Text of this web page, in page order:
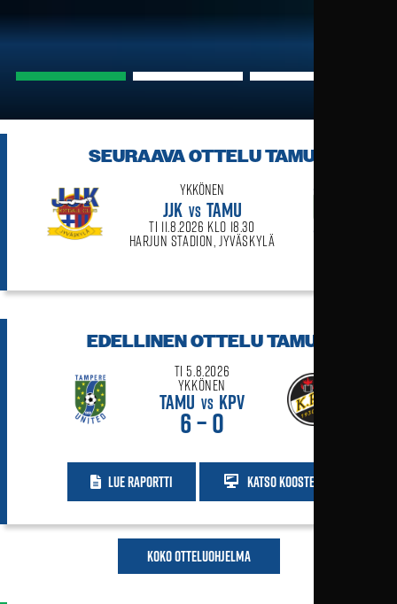
Lue lisää >>
Lue lisää >>
Lue lisää >>
SEURAAVA OTTELUTAMU
Ykkönen
JJK VS TAMU
ti 11.8.2026 klo 18.30
Harjun Stadion, Jyväskylä
EDELLINEN OTTELUTAMU
ti 5.8.2026
Ykkönen
TAMU VS KPV
6 – 0
Lue raportti Katso kooste
Koko otteluohjelma